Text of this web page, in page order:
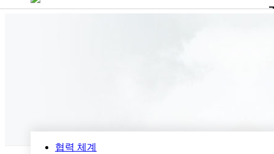
협력 체계